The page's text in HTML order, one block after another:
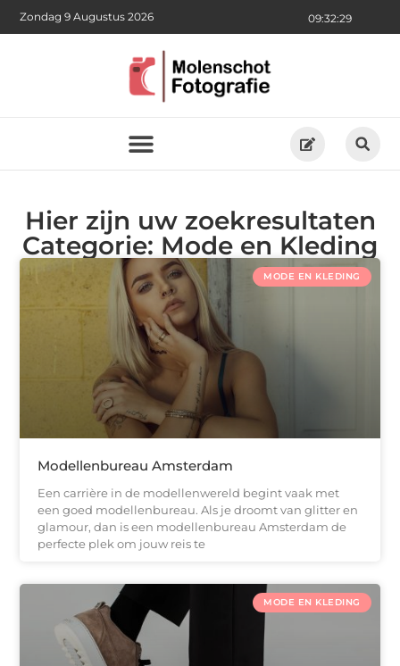
09:32:30
Zondag 9 Augustus 2026
Hier zijn uw zoekresultaten
Categorie: Mode en Kleding
MODE EN KLEDING
Modellenbureau Amsterdam
Een carrière in de modellenwereld begint vaak met
een goed modellenbureau. Als je droomt van glitter en
glamour, dan is een modellenbureau Amsterdam de
perfecte plek om jouw reis te
MODE EN KLEDING